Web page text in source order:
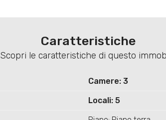
Caratteristiche
Scopri le caratteristiche di questo
Camere: 3
Locali: 5